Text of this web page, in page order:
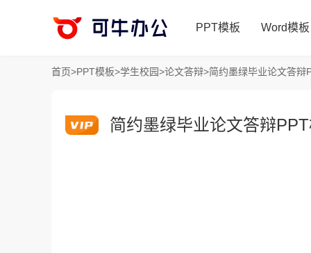
PPT模板 Word模板
首页>PPT模板>学生校园>论文答辩>简约墨绿毕业论文答辩
简约墨绿毕业论文答辩